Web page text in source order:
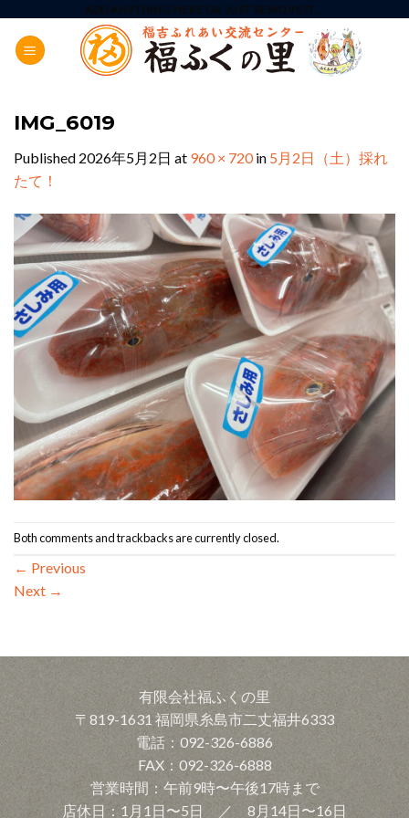
content
ADD ANYTHING HERE OR JUST REMOVE IT...
IMG_6019
Published 2026年5月2日 at 960 × 720in 5月2日（土）採れ
たて！
Both comments and trackbacks are currently closed.
← Previous
Next →
有限会社福ふくの里
〒819-1631 福岡県糸島市二丈福井6333
電話：092-326-6886
FAX：092-326-6888
営業時間：午前9時〜午後17時まで
店休日：1月1日〜5日 ／ 8月14日〜16日